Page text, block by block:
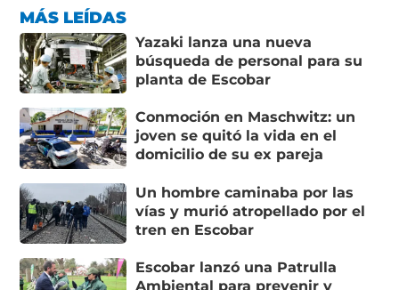
MÁS LEÍDAS
Yazaki lanza una nueva
búsqueda de personal para su
planta de Escobar
Conmoción en Maschwitz: un
joven se quitó la vida en el
domicilio de su ex pareja
Un hombre caminaba por las
vías y murió atropellado por el
tren en Escobar
Escobar lanzó una Patrulla
Ambiental para prevenir y